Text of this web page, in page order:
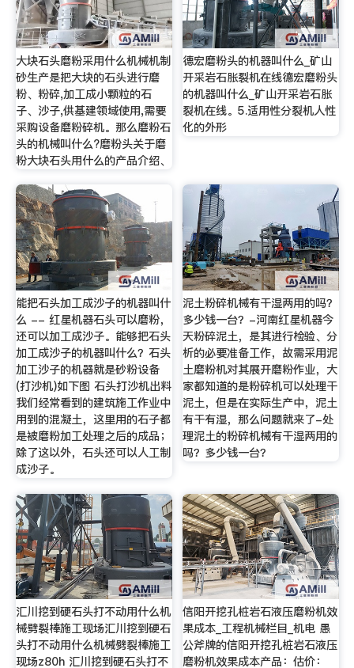
大块石头磨粉采用什么机械机制
砂生产是把大块的石头进行磨
粉、粉碎,加工成小颗粒的石
子、沙子,供基建领域使用,需要
采购设备磨粉碎机。那么磨粉石
头的机械叫什么?磨粉头关于磨
粉大块石头用什么的产品介绍、
德宏磨粉头的机器叫什么_矿山
开采岩石胀裂机在线德宏磨粉头
的机器叫什么_矿山开采岩石胀
裂机在线。5.适用性分裂机人性
化的外形
能把石头加工成沙子的机器叫什
么 -- 红星机器石头可以磨粉，
还可以加工成沙子。能够把石头
加工成沙子的机器叫什么？石头
加工沙子的机器就是砂粉设备
(打沙机)如下图 石头打沙机出料
我们经常看到的建筑施工作业中
用到的混凝土，这里用的石子都
是被磨粉加工处理之后的成品；
除了这以外，石头还可以人工制
成沙子。
泥土粉碎机械有干湿两用的吗？
多少钱一台？-河南红星机器今
天粉碎泥土，是其进行检验、分
析的必要准备工作，故需采用泥
土磨粉机对其展开磨粉作业，大
家都知道的是粉碎机可以处理干
泥土，但是在实际生产中，泥土
有干有湿，那么问题就来了-处
理泥土的粉碎机械有干湿两用的
吗？多少钱一台？
汇川挖到硬石头打不动用什么机
械劈裂棒施工现场汇川挖到硬石
头打不动用什么机械劈裂棒施工
现场z80h 汇川挖到硬石头打不
信阳开挖孔桩岩石液压磨粉机效
果成本_工程机械栏目_机电 愚
公斧牌的信阳开挖孔桩岩石液压
磨粉机效果成本产品：估价：